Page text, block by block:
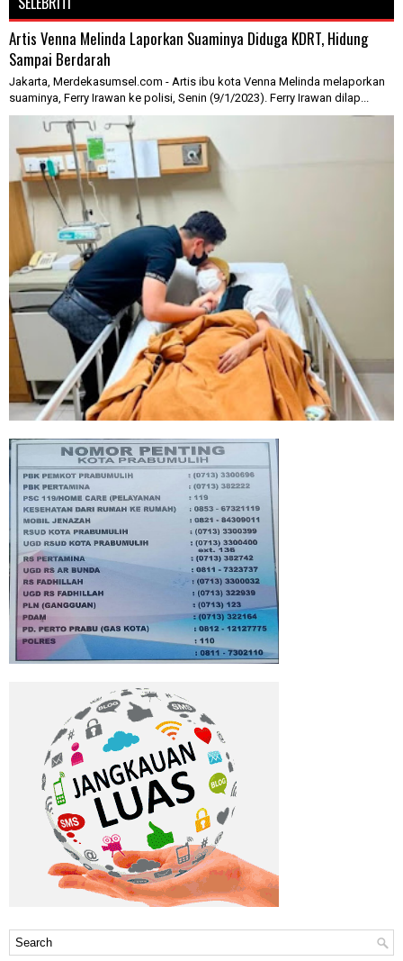
Artis Venna Melinda Laporkan Suaminya Diduga KDRT, Hidung
Sampai Berdarah
Jakarta, Merdekasumsel.com - Artis ibu kota Venna Melinda melaporkan
suaminya, Ferry Irawan ke polisi, Senin (9/1/2023). Ferry Irawan dilap...